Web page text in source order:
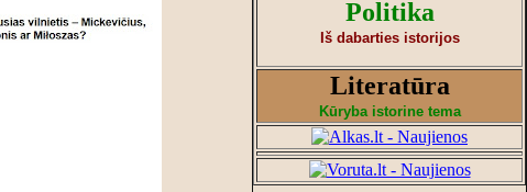
Politika
Iš dabarties istorijos
Literatūra
Kūryba istorine tema